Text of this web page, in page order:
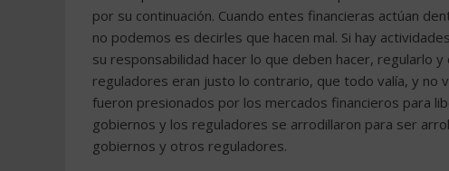
por su continuación. Cuando entes financieras actúan
no podemos es decirles que hacen mal. Si hay
su responsabilidad hacer lo que deben hacer, regularlo
reguladores eran justo lo contrario, que todo valía, y
fueron presionados por los mercados financieros para
gobiernos y los reguladores se arrodillaron para ser
gobiernos y otros reguladores.